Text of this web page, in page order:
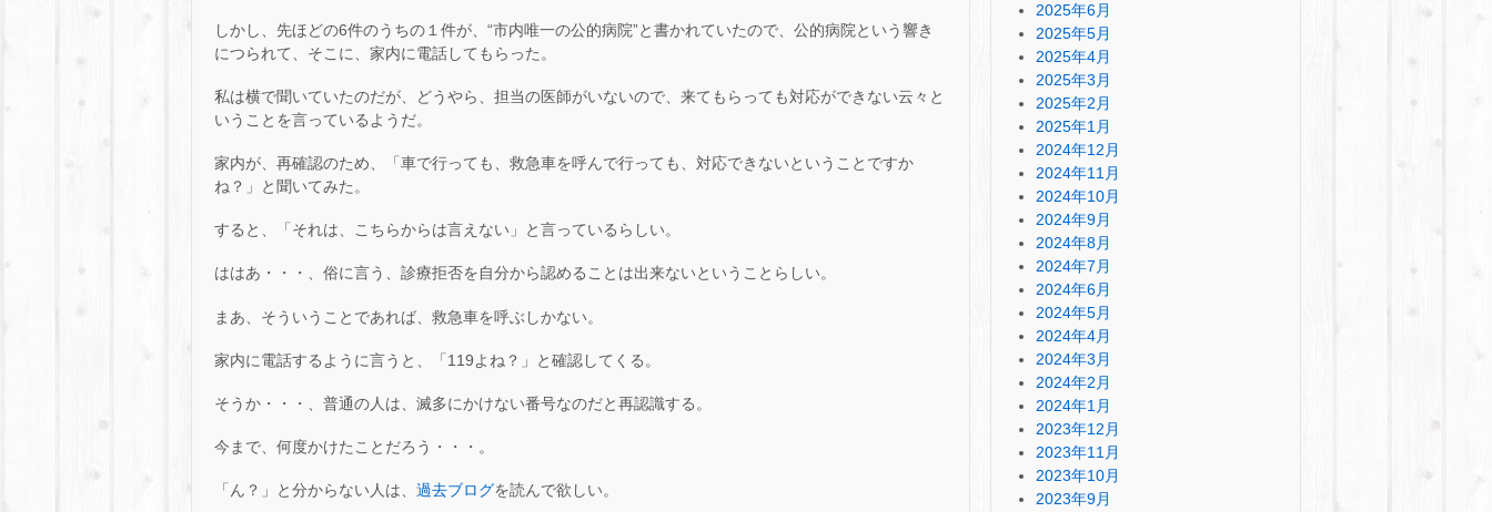
しかし、先ほどの6件のうちの１件が、“市内唯一の公的病院”と書かれていたので、公的病院という響き
につられて、そこに、家内に電話してもらった。
私は横で聞いていたのだが、どうやら、担当の医師がいないので、来てもらっても対応ができない云々と
いうことを言っているようだ。
家内が、再確認のため、「車で行っても、救急車を呼んで行っても、対応できないということですか
ね？」と聞いてみた。
すると、「それは、こちらからは言えない」と言っているらしい。
ははあ・・・、俗に言う、診療拒否を自分から認めることは出来ないということらしい。
まあ、そういうことであれば、救急車を呼ぶしかない。
家内に電話するように言うと、「119よね？」と確認してくる。
そうか・・・、普通の人は、滅多にかけない番号なのだと再認識する。
今まで、何度かけたことだろう・・・。
「ん？」と分からない人は、 過去ブログを読んで欲しい。
2025年6月
2025年5月
2025年4月
2025年3月
2025年2月
2025年1月
2024年12月
2024年11月
2024年10月
2024年9月
2024年8月
2024年7月
2024年6月
2024年5月
2024年4月
2024年3月
2024年2月
2024年1月
2023年12月
2023年11月
2023年10月
2023年9月